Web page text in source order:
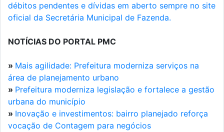
débitos pendentes e dívidas em aberto sempre no site
oficial da Secretária Municipal de Fazenda.
NOTÍCIAS DO PORTAL PMC
» Mais agilidade: Prefeitura moderniza serviços na
área de planejamento urbano
» Prefeitura moderniza legislação e fortalece a gestão
urbana do município
» Inovação e investimentos: bairro planejado reforça
vocação de Contagem para negócios